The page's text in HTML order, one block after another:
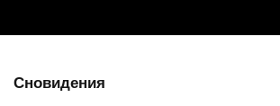
Сновидения